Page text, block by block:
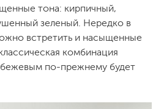
тона: кирпичный,
зеленый. Нередко в
встретить и насыщенные
комбинация
по-прежнему будет